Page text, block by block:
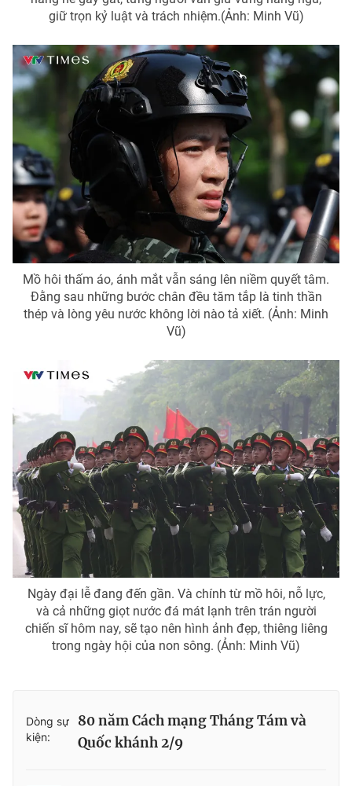
giữ trọn kỷ luật và trách nhiệm.(Ảnh: Minh Vũ)
Mồ hôi thấm áo, ánh mắt vẫn sáng lên niềm quyết tâm.
Đằng sau những bước chân đều tăm tắp là tinh thần
thép và lòng yêu nước không lời nào tả xiết. (Ảnh: Minh
Vũ)
Ngày đại lễ đang đến gần. Và chính từ mồ hôi, nỗ lực,
và cả những giọt nước đá mát lạnh trên trán người
chiến sĩ hôm nay, sẽ tạo nên hình ảnh đẹp, thiêng liêng
trong ngày hội của non sông. (Ảnh: Minh Vũ)
Dòng sự
kiện:
80 năm Cách mạng Tháng Tám và
Quốc khánh 2/9